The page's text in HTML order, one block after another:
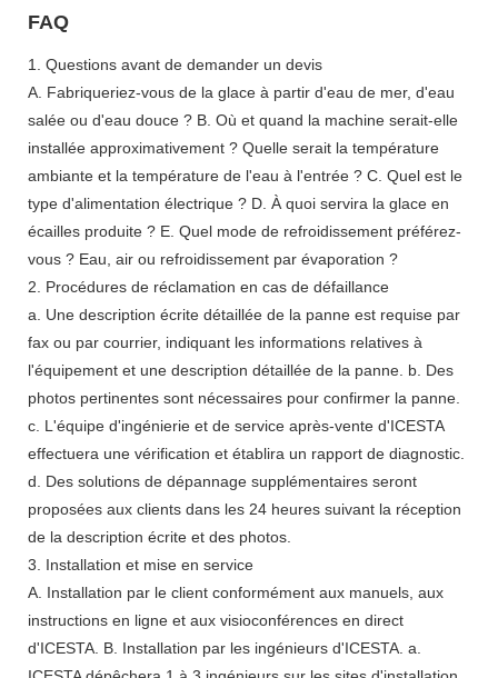
FAQ
1. Questions avant de demander un devis
A. Fabriqueriez-vous de la glace à partir d'eau de mer, d'eau
salée ou d'eau douce ? B. Où et quand la machine serait-elle
installée approximativement ? Quelle serait la température
ambiante et la température de l'eau à l'entrée ? C. Quel est le
type d'alimentation électrique ? D. À quoi servira la glace en
écailles produite ? E. Quel mode de refroidissement préférez-
vous ? Eau, air ou refroidissement par évaporation ?
2. Procédures de réclamation en cas de défaillance
a. Une description écrite détaillée de la panne est requise par
fax ou par courrier, indiquant les informations relatives à
l'équipement et une description détaillée de la panne. b. Des
photos pertinentes sont nécessaires pour confirmer la panne.
c. L'équipe d'ingénierie et de service après-vente d'ICESTA
effectuera une vérification et établira un rapport de diagnostic.
d. Des solutions de dépannage supplémentaires seront
proposées aux clients dans les 24 heures suivant la réception
de la description écrite et des photos.
3. Installation et mise en service
A. Installation par le client conformément aux manuels, aux
instructions en ligne et aux visioconférences en direct
d'ICESTA. B. Installation par les ingénieurs d'ICESTA. a.